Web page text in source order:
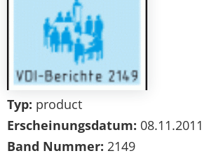
Typ: product
Erscheinungsdatum: 08.11.2011
Band Nummer: 2149